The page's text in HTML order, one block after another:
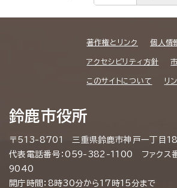
著作権とリンク 個人情
アクセシビリティ方針
このサイトについて リ
鈴鹿市役所
〒513-8701 三重県鈴鹿市神戸一丁目
代表電話番号：059-382-1100 ファクス
9040
開庁時間：8時30分から17時15分まで